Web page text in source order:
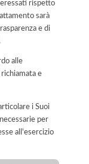
rispetto
sarà
e di
alle
e
i Suoi
per
all'esercizio